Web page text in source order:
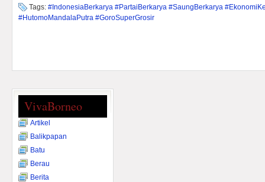
Tags: #IndonesiaBerkarya #PartaiBerkarya #SaungBerkarya
#HutomoMandalaPutra #GoroSuperGrosir
VivaBorneo
Artikel
Balikpapan
Batu
Berau
Berita